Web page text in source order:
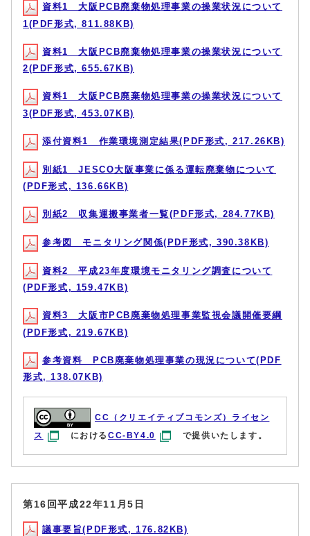
資料1 大阪PCB廃棄物処理事業の操業状況について
1(PDF形式, 811.88KB)
資料1 大阪PCB廃棄物処理事業の操業状況について
2(PDF形式, 655.67KB)
資料1 大阪PCB廃棄物処理事業の操業状況について
3(PDF形式, 453.07KB)
添付資料1 作業環境測定結果(PDF形式, 217.26KB)
別紙1 JESCO大阪事業に係る運転廃棄物について
(PDF形式, 136.66KB)
別紙2 収集運搬事業者一覧(PDF形式, 284.77KB)
参考図 モニタリング関係(PDF形式, 390.38KB)
資料2 平成23年度環境モニタリング調査について
(PDF形式, 159.47KB)
資料3 大阪市PCB廃棄物処理事業監視会議開催要綱
(PDF形式, 219.67KB)
参考資料 PCB廃棄物処理事業の現況について(PDF
形式, 138.07KB)
CC（クリエイティブコモンズ）ライセン
ス
におけるCC-BY4.0 で提供いたします。
第16回平成22年11月5日
議事要旨(PDF形式, 176.82KB)